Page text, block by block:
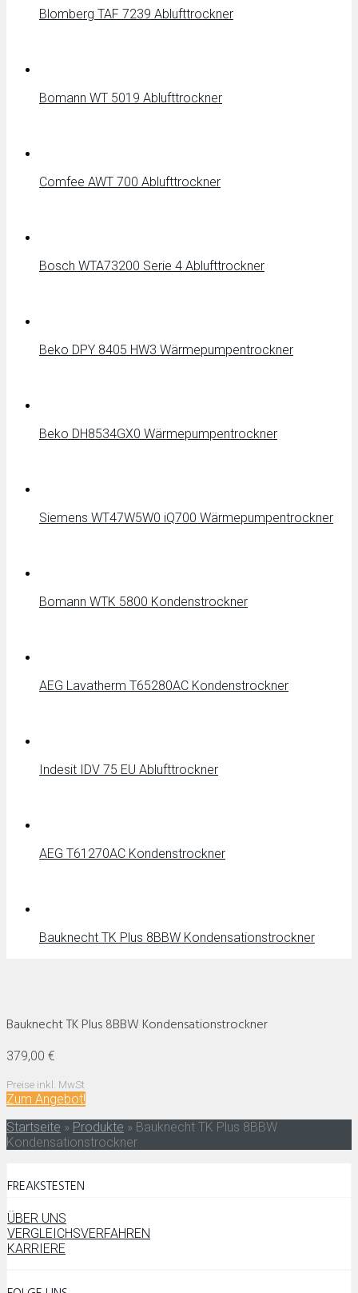
Blomberg TAF 7239 Ablufttrockner
Bomann WT 5019 Ablufttrockner
Comfee AWT 700 Ablufttrockner
Bosch WTA73200 Serie 4 Ablufttrockner
Beko DPY 8405 HW3 Wärmepumpentrockner
Beko DH8534GX0 Wärmepumpentrockner
Siemens WT47W5W0 iQ700 Wärmepumpentrockner
Bomann WTK 5800 Kondenstrockner
AEG Lavatherm T65280AC Kondenstrockner
Indesit IDV 75 EU Ablufttrockner
AEG T61270AC Kondenstrockner
Bauknecht TK Plus 8BBW Kondensationstrockner
Bauknecht TK Plus 8BBW Kondensationstrockner
379,00 €
Preise inkl. MwSt
Zum Angebot!
Startseite » Produkte » Bauknecht TK Plus 8BBW
Kondensationstrockner
FREAKSTESTEN
ÜBER UNS
VERGLEICHSVERFAHREN
KARRIERE